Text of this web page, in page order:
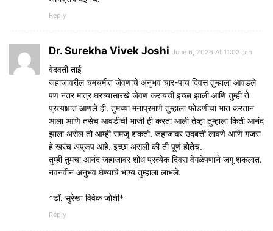
Reply
Dr. Surekha Vivek Joshi June 6, 2026 At 11:03 pm
वेदवती ताई
जहाजावरील चमचमीत जेवणाचे अनुभव चार-पाच दिवस तुम्हाला आवडले
पण नंतर मात्र घरच्यासारखे जेवण करायची इच्छा झाली आणि तुम्ही ते
प्रत्यक्षात आणले ही. तुमच्या मनाप्रमाणे तुम्हाला फोडणीचा भात करतान
आला आणि तसेच आवडीची भाजी ही करता आली तेव्हा तुम्हाला किती आनंद
झाला असेल तो आम्ही समजू शकतो. जहाजावर उदबत्ती लावणे आणि गजरा
हे खरंच अप्रूप आहे. इच्छा असली की ती पूर्ण होतेच.
तुम्ही तुमचा आनंद जहाजावर शोध प्रत्येक दिवस वेगळेपणाने जगू शकलात.
नवनवीन अनुभव घेण्याचे भाग्य तुम्हाला लाभले.
*डॉ. सुरेखा विवेक जोशी*
Reply